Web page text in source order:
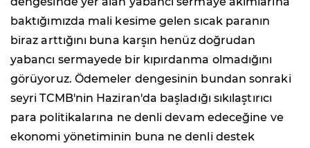
baktığımızda mali kesime gelen sıcak paranın
biraz arttığını buna karşın henüz doğrudan
yabancı sermayede bir kıpırdanma olmadığını
görüyoruz. Ödemeler dengesinin bundan sonraki
seyri TCMB'nin Haziran'da başladığı sıkılaştırıcı
para politikalarına ne denli devam edeceğine ve
ekonomi yönetiminin buna ne denli destek